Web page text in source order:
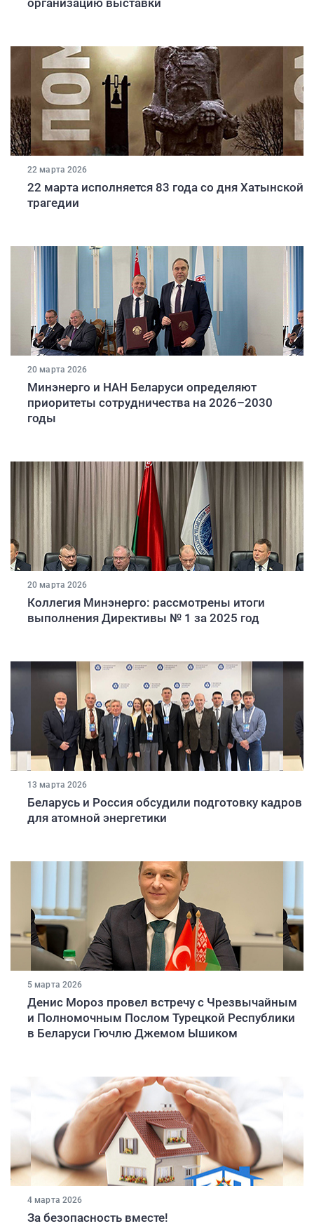
организацию выставки
22 марта 2026
22 марта исполняется 83 года со дня Хатынской
трагедии
20 марта 2026
Минэнерго и НАН Беларуси определяют
приоритеты сотрудничества на 2026–2030
годы
20 марта 2026
Коллегия Минэнерго: рассмотрены итоги
выполнения Директивы № 1 за 2025 год
13 марта 2026
Беларусь и Россия обсудили подготовку кадров
для атомной энергетики
5 марта 2026
Денис Мороз провел встречу с Чрезвычайным
и Полномочным Послом Турецкой Республики
в Беларуси Гючлю Джемом Ышиком
4 марта 2026
За безопасность вместе!